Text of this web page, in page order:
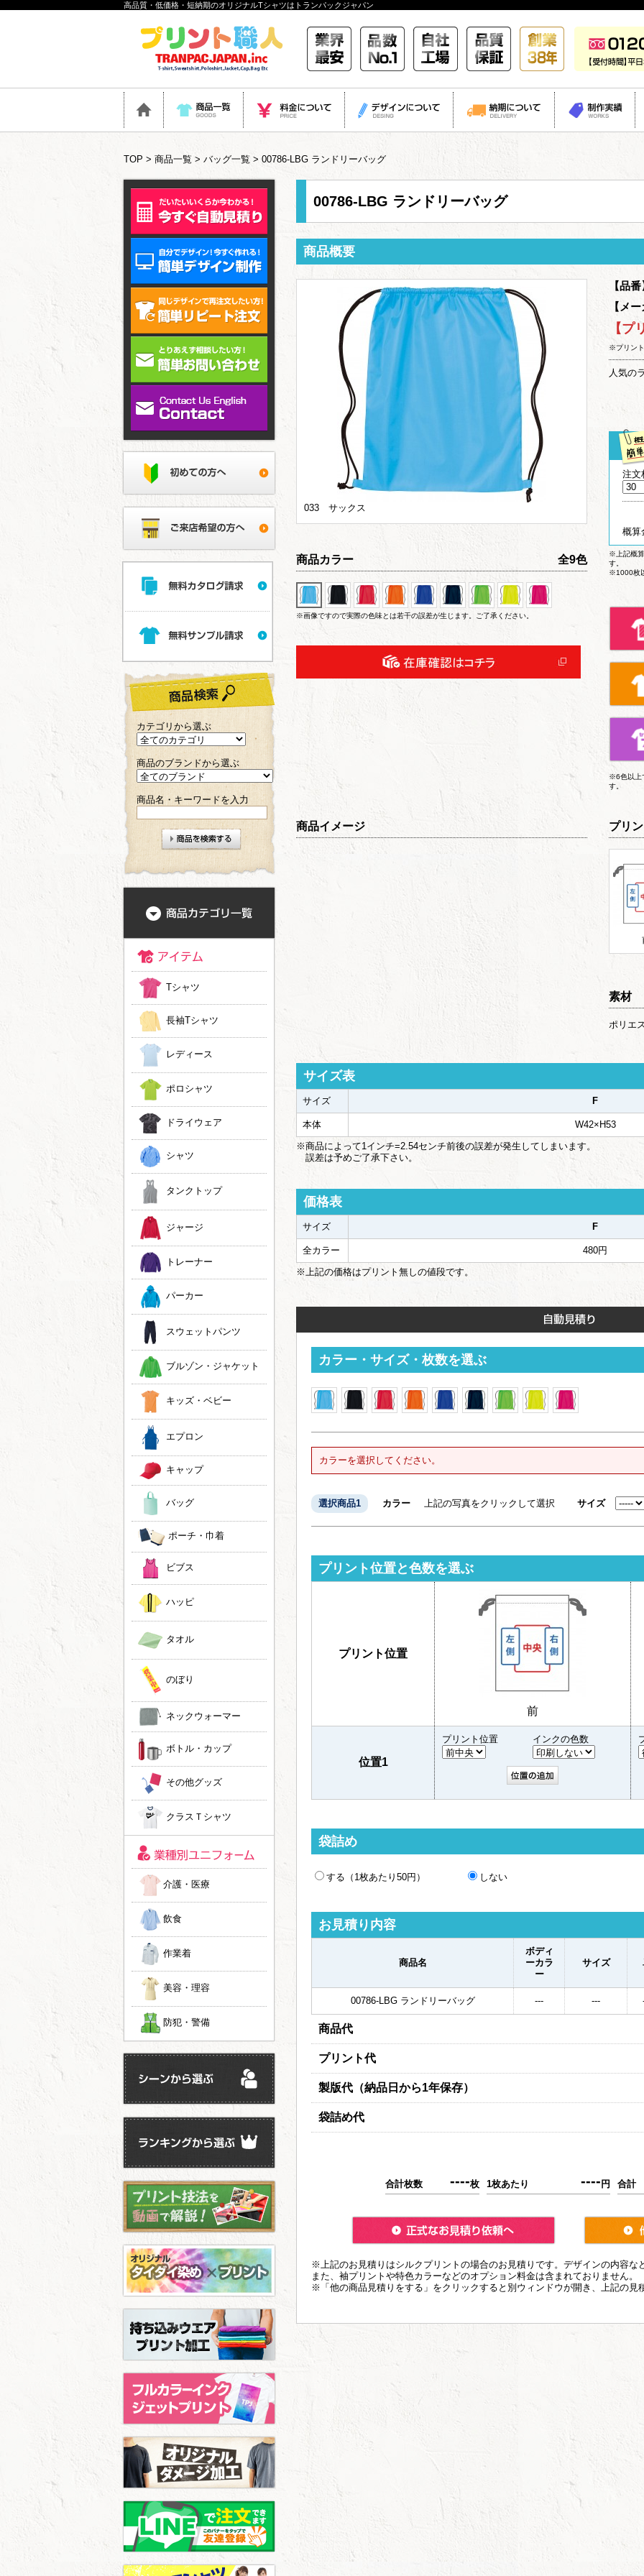
高品質・低価格・短納期のオリジナルTシャツはトランパックジャパン
TOP > 商品一覧 > バッグ一覧 > 00786-LBG ランドリーバッグ
00786-LBG ランドリーバッグ
商品概要
033 サックス
商品カラー 全9色
※画像ですので実際の色味とは若干の誤差が生じます。ご了承ください。
【品
【メ
【プ
※プリン
人気の
注文
概算
※上記概
す。
※1000枚
※6色以上
す。
商品イメージ プリ
素材
ポリエ
サイズ表
サイズ F
本体
W42×H53
※商品によって1インチ=2.54センチ前後の誤差が発生してしまいます。
誤差は予めご了承下さい。
価格表
サイズ F
全カラー
480円
※上記の価格はプリント無しの値段です。
カラー・サイズ・枚数を選ぶ
カラーを選択してください。
選択商品1 カラー 上記の写真をクリックして選択 サイズ
プリント位置と色数を選ぶ
プリント位置
前
位置1
プリント位置 インクの色数
袋詰め
する（1枚あたり50円） しない
お見積り内容
商品名
ボディ
ーカラ
ー
サイズ
00786-LBG ランドリーバッグ --- ---
商品代
プリント代
製版代（納品日から1年保存）
袋詰め代
合計枚数 ----枚 1枚あたり ---- 円 合計
※上記のお見積りはシルクプリントの場合のお見積りです。デザインの内容な
また、袖プリントや特色カラーなどのオプション料金は含まれておりません。
※「他の商品見積りをする」をクリックすると別ウィンドウが開き、上記の見
カテゴリから選ぶ
商品のブランドから選ぶ
商品名・キーワードを入力
Tシャツ
長袖Tシャツ
レディース
ポロシャツ
ドライウェア
シャツ
タンクトップ
ジャージ
トレーナー
パーカー
スウェットパンツ
ブルゾン・ジャケット
キッズ・ベビー
エプロン
キャップ
バッグ
ポーチ・巾着
ビブス
ハッピ
タオル
のぼり
ネックウォーマー
ボトル・カップ
その他グッズ
クラスＴシャツ
介護・医療
飲食
作業着
美容・理容
防犯・警備